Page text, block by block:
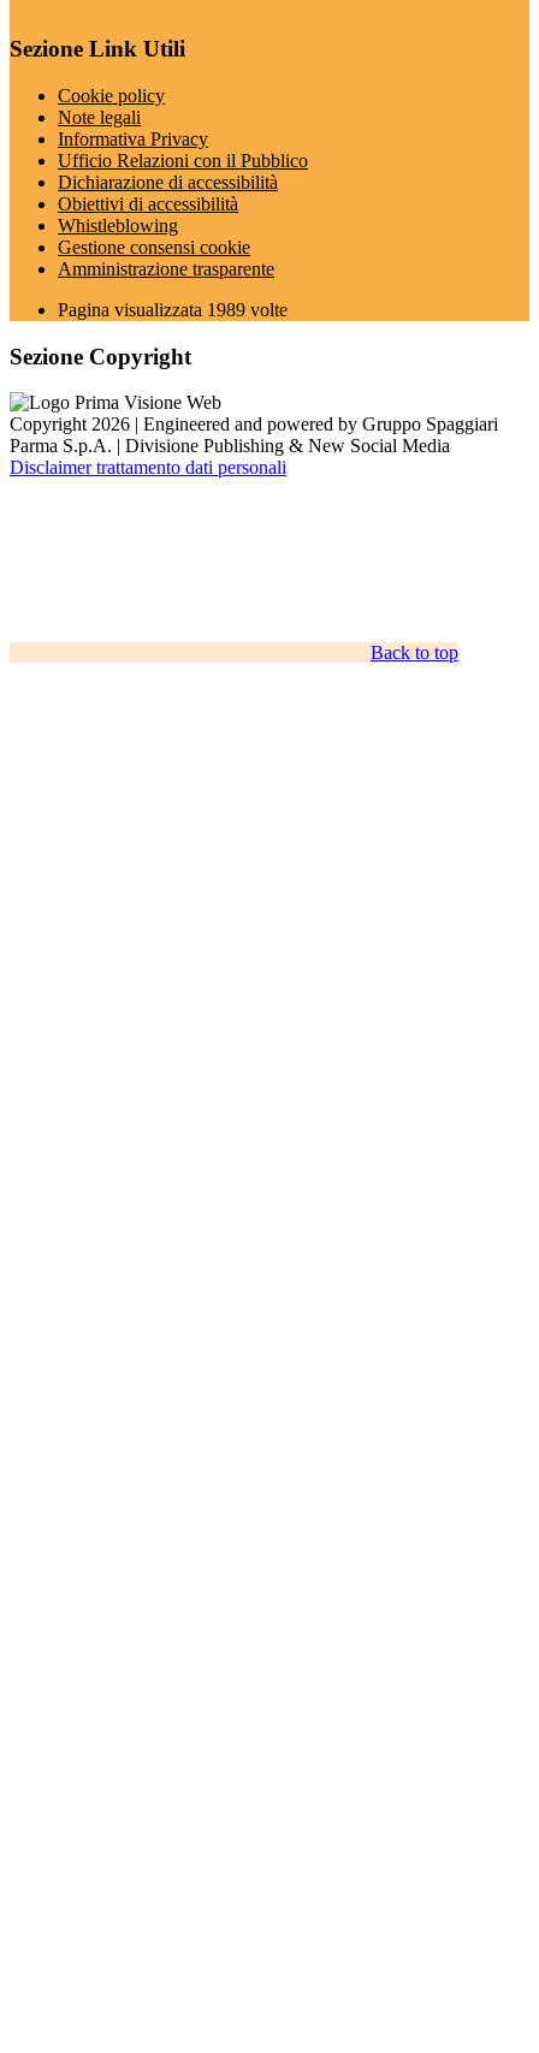
Sezione Link Utili
Cookie policy
Note legali
Informativa Privacy
Ufficio Relazioni con il Pubblico
Dichiarazione di accessibilità
Obiettivi di accessibilità
Whistleblowing
Gestione consensi cookie
Amministrazione trasparente
Pagina visualizzata 1989 volte
Sezione Copyright
Copyright 2026 | Engineered and powered by Gruppo Spaggiari
Parma S.p.A. | Divisione Publishing & New Social Media
Disclaimer trattamento dati personali
Back to top